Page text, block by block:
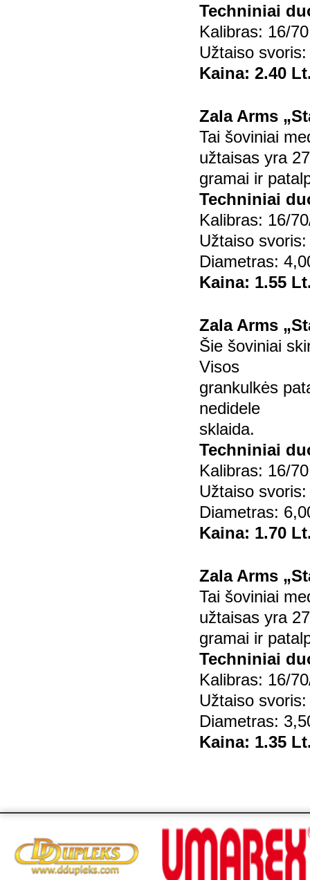
Techniniai
Kalibras: 16/70
Užtaiso
Kaina: 2.40
Zala Arms
Tai šoviniai
užtaisas yra 27
gramai ir
Techniniai
Kalibras: 16/
Užtaiso
Diametras:
Kaina: 1.55
Zala Arms
Šie šoviniai
Visos
grankulkės
nedidele
sklaida.
Techniniai
Kalibras: 16/70
Užtaiso
Diametras:
Kaina: 1.70
Zala Arms
Tai šoviniai
užtaisas yra 27
gramai ir
Techniniai
Kalibras: 16/
Užtaiso
Diametras:
Kaina: 1.35